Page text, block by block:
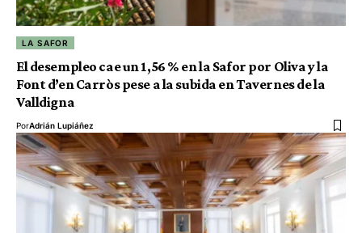
LA SAFOR
El desempleo cae un 1,56 % en la Safor por Oliva y la
Font d’en Carròs pese a la subida en Tavernes de la
Valldigna
PorAdrián Lupiáñez